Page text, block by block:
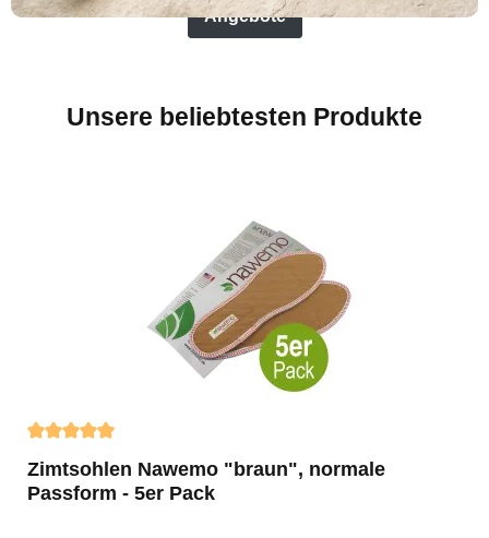
Angebote
Unsere beliebtesten Produkte
Durchschnittliche Bewertung von 4.9 von 5 Sternen
Zimtsohlen Nawemo "braun", normale
Passform - 5er Pack